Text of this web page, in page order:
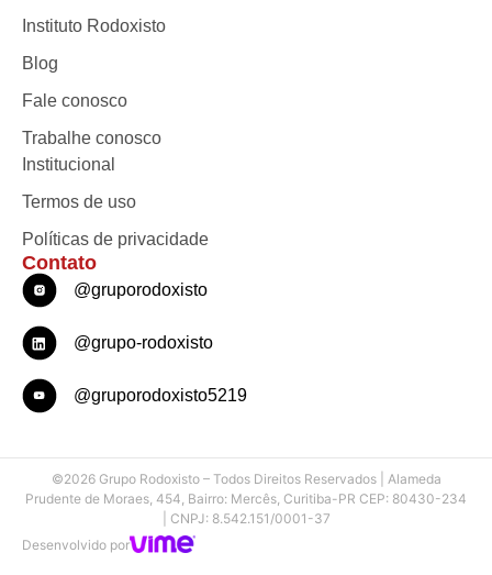
Instituto Rodoxisto
Blog
Fale conosco
Trabalhe conosco
Institucional
Termos de uso
Políticas de privacidade
Contato
@gruporodoxisto
@grupo-rodoxisto
@gruporodoxisto5219
©2026 Grupo Rodoxisto – Todos Direitos Reservados | Alameda
Prudente de Moraes, 454, Bairro: Mercês, Curitiba-PR CEP: 80430-234
| CNPJ: 8.542.151/0001-37
Desenvolvido por